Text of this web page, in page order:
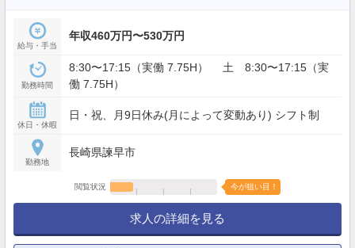
給与・手当
年収460万円〜530万円
勤務時間
8:30〜17:15（実働 7.75H） 土 8:30〜17:15（実
働 7.75H）
休日・休暇
日・祝、月9日休み(月によって変動あり) シフト制
勤務地
長崎県諫早市
閲覧状況 今が狙い目！
求人の詳細を見る